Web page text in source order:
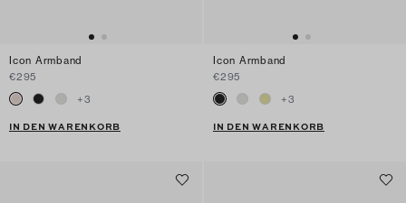
Icon Armband
€295
+3
IN DEN WARENKORB
Icon Armband
€295
+3
IN DEN WARENKORB